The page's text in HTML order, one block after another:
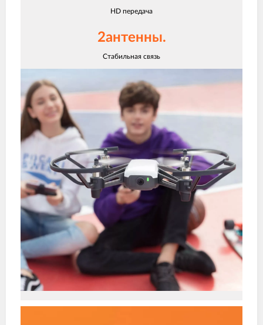
HD передача
2антенны.
Стабильная связь